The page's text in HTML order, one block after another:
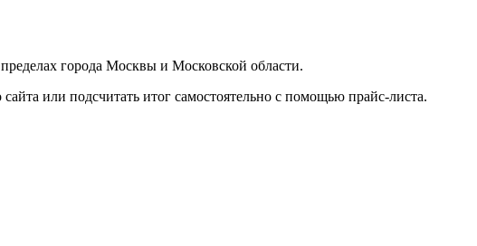
города Москвы и Московской области.
или подсчитать итог самостоятельно с помощью прайс-листа.